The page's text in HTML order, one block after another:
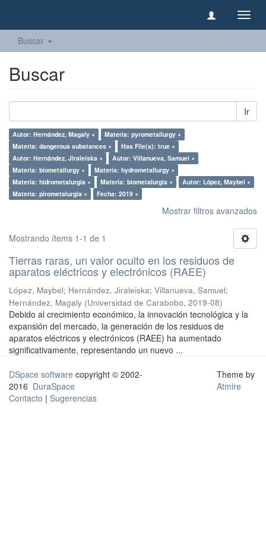
Buscar
Buscar
Ir
Autor: Hernández, Magaly ×
Materia: pyrometallurgy ×
Materia: dangerous substances ×
Has File(s): true ×
Autor: Hernández, Jiraleiska ×
Autor: Villanueva, Samuel ×
Materia: biometallurgy ×
Materia: hydrometallurgy ×
Materia: hidrometalurgia ×
Materia: biometalurgia ×
Autor: López, Maybel ×
Materia: pirometalurgia ×
Fecha: 2019 ×
Mostrar filtros avanzados
Mostrando ítems 1-1 de 1
Tierras raras, un valor oculto en los residuos de
aparatos eléctricos y electrónicos (RAEE)
López, Maybel; Hernández, Jiraleiska; Villanueva, Samuel;
Hernández, Magaly (Universidad de Carabobo, 2019-08)
Debido al crecimiento económico, la innovación tecnológica y la
expansión del mercado, la generación de los residuos de
aparatos eléctricos y electrónicos (RAEE) ha aumentado
significativamente, representando un nuevo ...
DSpace software copyright © 2002-
2016 DuraSpace
Contacto | Sugerencias
Theme by
Atmire